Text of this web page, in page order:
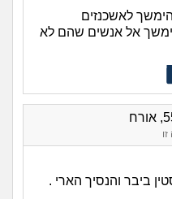
לאשכנזים
אל אנשים שהם לא
ביבר והנסיך הארי .